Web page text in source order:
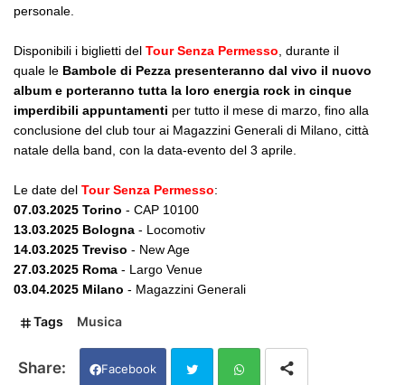
personale.
Disponibili i biglietti del Tour Senza Permesso , durante il
quale le Bambole di Pezza presenteranno dal vivo il nuovo
album e porteranno tutta la loro energia rock in cinque
imperdibili appuntamenti per tutto il mese di marzo, fino alla
conclusione del club tour ai Magazzini Generali di Milano, città
natale della band, con la data-evento del 3 aprile.
Le date del Tour Senza Permesso:
07.03.2025 Torino - CAP 10100
13.03.2025 Bologna - Locomotiv
14.03.2025 Treviso - New Age
27.03.2025 Roma - Largo Venue
03.04.2025 Milano - Magazzini Generali
Tags Musica
Facebook